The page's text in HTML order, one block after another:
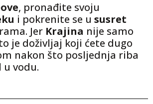
, pronađite svoju
i pokrenite se u susret
Jer Krajina nije samo
je doživljaj koji ćete dugo
nakon što posljednja riba
u vodu.